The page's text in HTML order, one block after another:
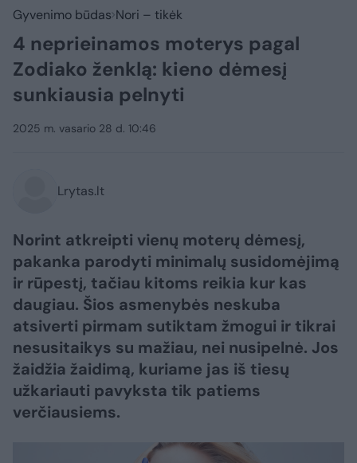
Gyvenimo būdas Nori – tikėk
4 neprieinamos moterys pagal
Zodiako ženklą: kieno dėmesį
sunkiausia pelnyti
2025 m. vasario 28 d. 10:46
Lrytas.lt
Norint atkreipti vienų moterų dėmesį,
pakanka parodyti minimalų susidomėjimą
ir rūpestį, tačiau kitoms reikia kur kas
daugiau. Šios asmenybės neskuba
atsiverti pirmam sutiktam žmogui ir tikrai
nesusitaikys su mažiau, nei nusipelnė. Jos
žaidžia žaidimą, kuriame jas iš tiesų
užkariauti pavyksta tik patiems
verčiausiems.